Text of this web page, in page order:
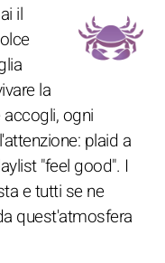
il
la
ogni
plaid a
"feel good". I
e tutti se ne
quest'atmosfera